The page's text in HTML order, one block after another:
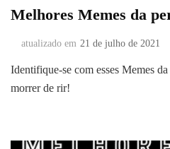
Melhores Memes da
atualizado em 21 de julho de 2021
Identifique-se com esses Memes
morrer de rir!